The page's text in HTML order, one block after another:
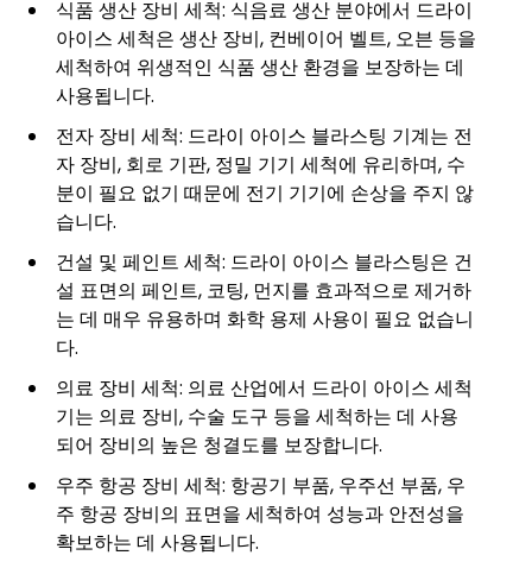
식품 생산 장비 세척: 식음료 생산 분야에서 드라이
아이스 세척은 생산 장비, 컨베이어 벨트, 오븐 등을
세척하여 위생적인 식품 생산 환경을 보장하는 데
사용됩니다.
전자 장비 세척: 드라이 아이스 블라스팅 기계는 전
자 장비, 회로 기판, 정밀 기기 세척에 유리하며, 수
분이 필요 없기 때문에 전기 기기에 손상을 주지 않
습니다.
건설 및 페인트 세척: 드라이 아이스 블라스팅은 건
설 표면의 페인트, 코팅, 먼지를 효과적으로 제거하
는 데 매우 유용하며 화학 용제 사용이 필요 없습니
다.
의료 장비 세척: 의료 산업에서 드라이 아이스 세척
기는 의료 장비, 수술 도구 등을 세척하는 데 사용
되어 장비의 높은 청결도를 보장합니다.
우주 항공 장비 세척: 항공기 부품, 우주선 부품, 우
주 항공 장비의 표면을 세척하여 성능과 안전성을
확보하는 데 사용됩니다.